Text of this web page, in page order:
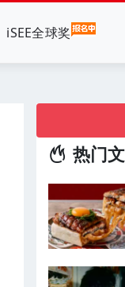
iSEE全球奖
热门